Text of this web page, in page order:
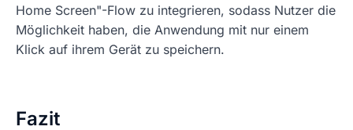
Home Screen"-Flow zu integrieren, sodass Nutzer die
Möglichkeit haben, die Anwendung mit nur einem
Klick auf ihrem Gerät zu speichern.
Fazit